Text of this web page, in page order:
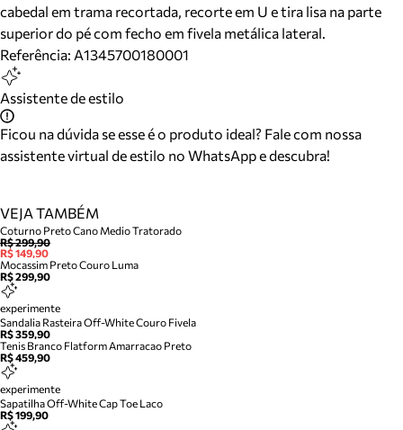
cabedal em trama recortada, recorte em U e tira lisa na parte
superior do pé com fecho em fivela metálica lateral.
Referência: A1345700180001
Assistente de estilo
Ficou na dúvida se esse é o produto ideal? Fale com nossa
assistente virtual de estilo no WhatsApp e descubra!
VEJA TAMBÉM
Coturno Preto Cano Medio Tratorado
R$ 299,90
R$ 149,90
Mocassim Preto Couro Luma
R$ 299,90
experimente
Sandalia Rasteira Off-White Couro Fivela
R$ 359,90
Tenis Branco Flatform Amarracao Preto
R$ 459,90
experimente
Sapatilha Off-White Cap Toe Laco
R$ 199,90